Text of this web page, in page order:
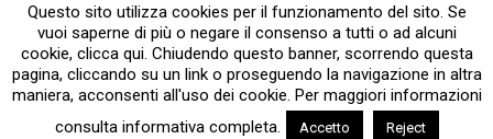
Torna su
Dispositivo Portatile Pc Desktop
Questo sito utilizza cookies per il funzionamento del sito. Se
vuoi saperne di più o negare il consenso a tutti o ad alcuni
cookie, clicca qui. Chiudendo questo banner, scorrendo questa
pagina, cliccando su un link o proseguendo la navigazione in altra
maniera, acconsenti all'uso dei cookie. Per maggiori informazioni
consulta informativa completa.
Accetto Reject